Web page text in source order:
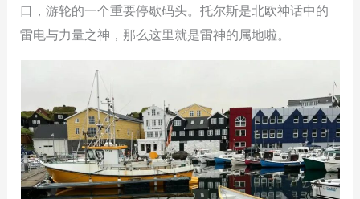
口，游轮的一个重要停歇码头。托尔斯是北欧神话中的
雷电与力量之神，那么这里就是雷神的属地啦。